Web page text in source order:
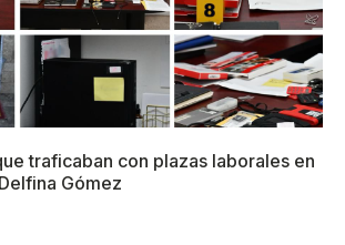
traficaban con plazas laborales en
Gómez